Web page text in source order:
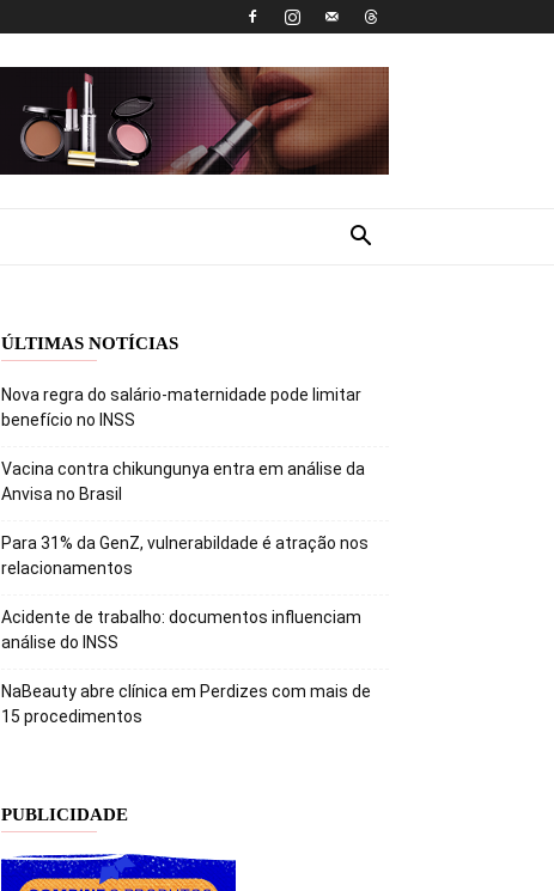
ÚLTIMAS NOTÍCIAS
Nova regra do salário-maternidade pode limitar
benefício no INSS
Vacina contra chikungunya entra em análise da
Anvisa no Brasil
Para 31% da GenZ, vulnerabildade é atração nos
relacionamentos
Acidente de trabalho: documentos influenciam
análise do INSS
NaBeauty abre clínica em Perdizes com mais de
15 procedimentos
PUBLICIDADE